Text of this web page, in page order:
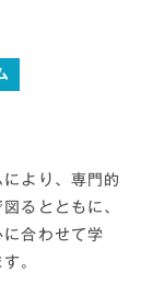
より、専門的
るとともに、
合わせて学
。